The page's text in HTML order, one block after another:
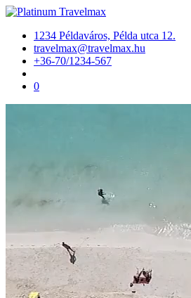
1234 Példaváros, Példa utca 12.
travelmax@travelmax.hu
+36-70/1234-567
0